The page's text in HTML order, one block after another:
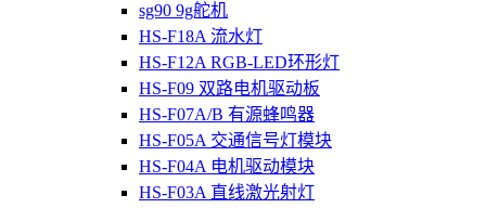
sg90 9g舵机
HS-F18A 流水灯
HS-F12A RGB-LED环形灯
HS-F09 双路电机驱动板
HS-F07A/B 有源蜂鸣器
HS-F05A 交通信号灯模块
HS-F04A 电机驱动模块
HS-F03A 直线激光射灯